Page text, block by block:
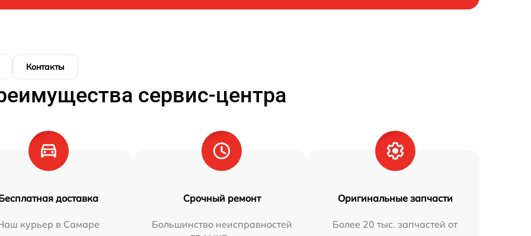
Контакты
сервис-центра
доставка
курьер в Самаре
Срочный ремонт
Большинство неисправностей
Оригинальные запчасти
Более 20 тыс. запчастей от